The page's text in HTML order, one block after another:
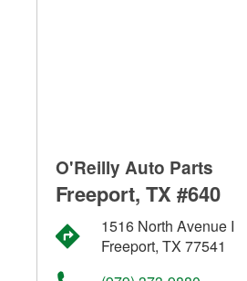
O'Reilly Auto Parts
Freeport, TX #640
1516 North Avenue I
Freeport, TX 77541